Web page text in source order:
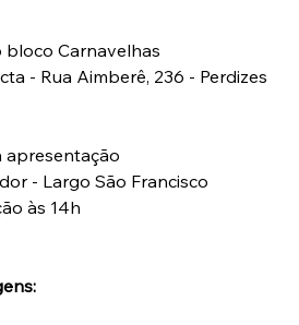
bloco Carnavelhas
- Rua Aimberê, 236 - Perdizes
apresentação
- Largo São Francisco
às 14h